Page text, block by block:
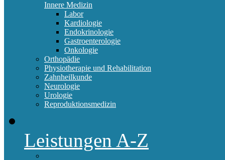
Innere Medizin
Labor
Kardiologie
Endokrinologie
Gastroenterologie
Onkologie
Orthopädie
Physiotherapie und Rehabilitation
Zahnheilkunde
Neurologie
Urologie
Reproduktionsmedizin
Leistungen A-Z